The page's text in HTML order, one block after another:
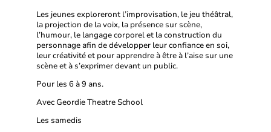
Les jeunes exploreront l’improvisation, le jeu théâtral,
la projection de la voix, la présence sur scène,
l’humour, le langage corporel et la construction du
personnage afin de développer leur confiance en soi,
leur créativité et pour apprendre à être à l’aise sur une
scène et à s’exprimer devant un public.
Pour les 6 à 9 ans.
Avec Geordie Theatre School
Les samedis